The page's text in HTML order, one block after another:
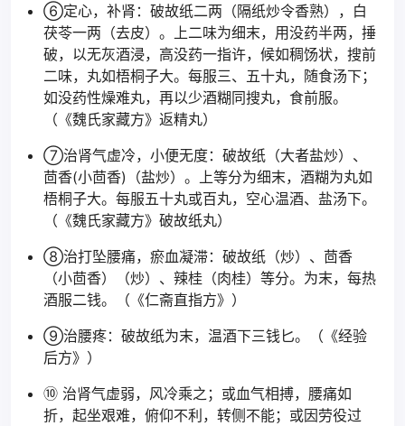
⑥定心，补肾：破故纸二两（隔纸炒令香熟），白
茯苓一两（去皮）。上二味为细末，用没药半两，捶
破，以无灰酒浸，高没药一指许，候如稠饧状，搜前
二味，丸如梧桐子大。每服三、五十丸，随食汤下；
如没药性燥难丸，再以少酒糊同搜丸，食前服。
（《魏氏家藏方》返精丸）
⑦治肾气虚冷，小便无度：破故纸（大者盐炒）、
茴香(小茴香)（盐炒）。上等分为细末，酒糊为丸如
梧桐子大。每服五十丸或百丸，空心温酒、盐汤下。
（《魏氏家藏方》破故纸丸）
⑧治打坠腰痛，瘀血凝滞：破故纸（炒）、茴香
（小茴香）（炒）、辣桂（肉桂）等分。为末，每热
酒服二钱。（《仁斋直指方》）
⑨治腰疼：破故纸为末，温酒下三钱匕。（《经验
后方》）
⑩ 治肾气虚弱，风冷乘之；或血气相搏，腰痛如
折，起坐艰难，俯仰不利，转侧不能；或因劳役过